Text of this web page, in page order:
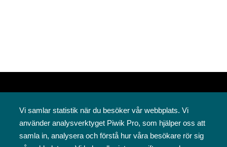
Vi samlar statistik när du besöker vår webbplats. Vi
använder analysverktyget Piwik Pro, som hjälper oss att
samla in, analysera och förstå hur våra besökare rör sig